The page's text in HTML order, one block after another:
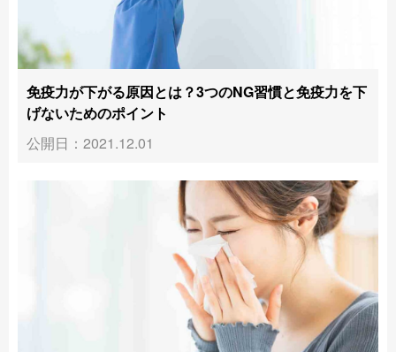
免疫力が下がる原因とは？3つのNG習慣と免疫力を下
げないためのポイント
公開日：2021.12.01